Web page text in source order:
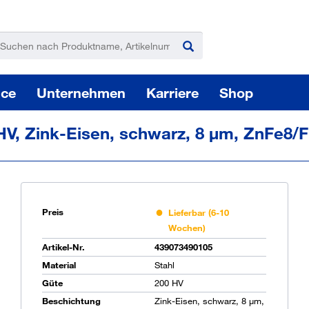
Unternehmen Karriere Shop
Zink-Eisen, schwarz, 8 µm, ZnFe8/
Preis
Lieferbar (6-10
Wochen)
Artikel-Nr.
439073490105
Material
Stahl
Güte
200 HV
Beschichtung
Zink-Eisen, schwarz, 8 µm,